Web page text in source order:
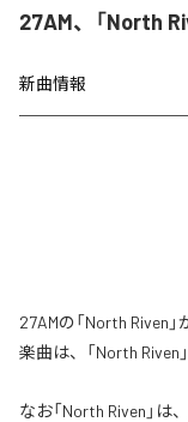
27AM、「North
新曲情報
27AMの「North Riven
楽曲は、「North Riven
なお「North Riven 」は、